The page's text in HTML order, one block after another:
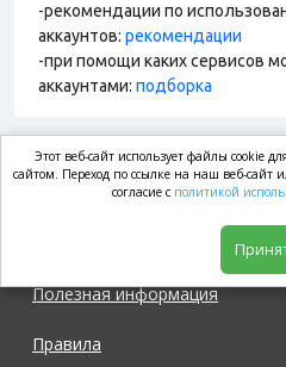
-рекомендации по
аккаунтов: рекомендации
-при помощи каких сервисов
аккаунтами: подборка
market.com
Полезная информация
Правила
Этот веб-сайт использует файлы cookie
сайтом. Переход по ссылке на наш веб-сайт
согласие с политикой